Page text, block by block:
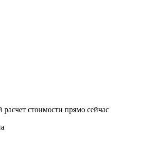
стоимости прямо сейчас